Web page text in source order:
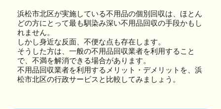
浜松市北区が実施している不用品の個別回収は、ほとん
どの方にとって最も馴染み深い不用品回収の手段かもし
れません。
しかし身近な反面、不便な点も存在します。
そうした方は、一般の不用品回収業者を利用すること
で、不満を解消できる場合があります。
不用品回収業者を利用するメリット・デメリットを、浜
松市北区の行政サービスと比較してみましょう。